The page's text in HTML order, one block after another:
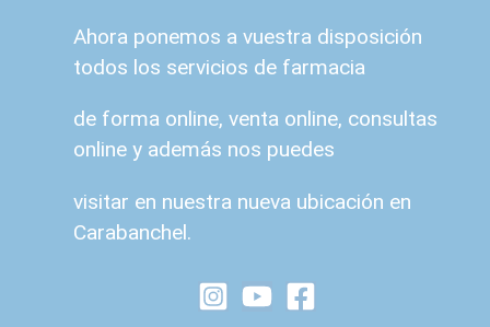
Ahora ponemos a vuestra disposición
todos los servicios de farmacia
de forma online, venta online, consultas
online y además nos puedes
visitar en nuestra nueva ubicación en
Carabanchel.